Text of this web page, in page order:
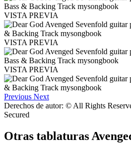
VISTA PREVIA
VISTA PREVIA
VISTA PREVIA
Previous Next
Derechos de autor: © All Rights
Secured
Otras tablaturas